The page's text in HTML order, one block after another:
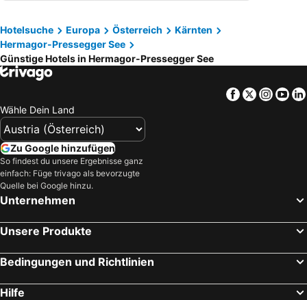
Der Tröpolacherhof Hotel & Restaurant
Alpen Adria Hotel & Spa
LACUS Hotel am See
Hotel Berghof
Arlbergerhof Vital
Hotel Garni Zerza
Berghotel Presslauer
Biker Hotel Al Gallo Forcello
Hotel Kärntnerhof & Suiten 3-Stern Superior
Pension Waldkrieber
Hotel International
Hotel Saisera
EuroParcs Pressegger See
Hotelsuche Europa Österreich
Kärnten
Hermagor-Pressegger See
Günstige Hotels in Hermagor-Pressegger See
Facebook
Twitter
Wähle Dein Land
Zu Google hinzufügen
So findest du unsere Ergebnisse ganz
einfach: Füge trivago als bevorzugte
Quelle bei Google hinzu.
Unternehmen
Unsere Produkte
Bedingungen und Richtlinien
Hilfe